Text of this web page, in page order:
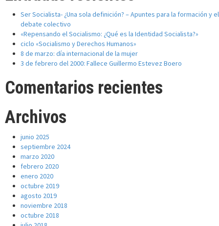
Ser Socialista- ¿Una sola definición? – Apuntes para la formación y el
debate colectivo
«Repensando el Socialismo: ¿Qué es la Identidad Socialista?»
ciclo «Socialismo y Derechos Humanos»
8 de marzo: día internacional de la mujer
3 de febrero del 2000: Fallece Guillermo Estevez Boero
Comentarios recientes
Archivos
junio 2025
septiembre 2024
marzo 2020
febrero 2020
enero 2020
octubre 2019
agosto 2019
noviembre 2018
octubre 2018